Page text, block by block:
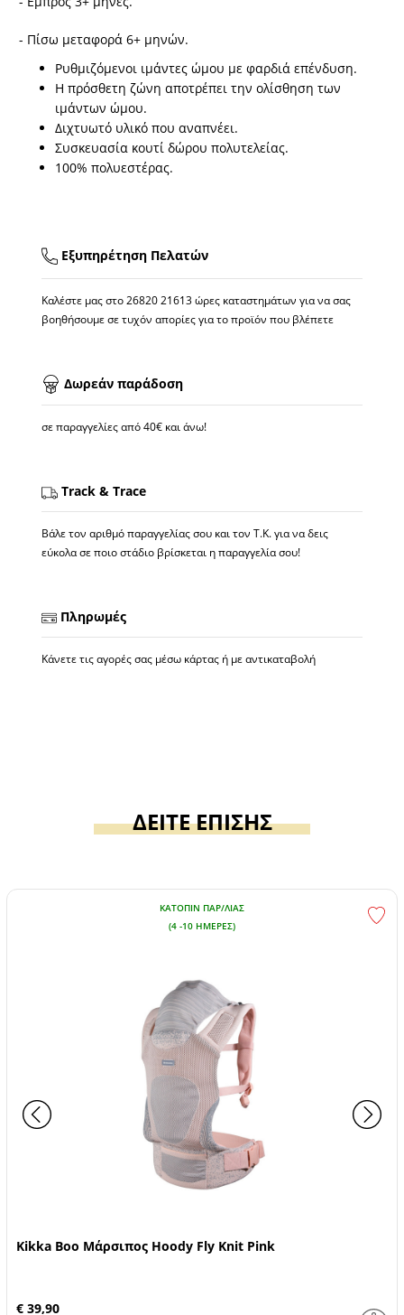
- Πίσω μεταφορά 6+ μηνών.
Ρυθμιζόμενοι ιμάντες ώμου με φαρδιά επένδυση.
Η πρόσθετη ζώνη αποτρέπει την ολίσθηση των
ιμάντων ώμου.
Διχτυωτό υλικό που αναπνέει.
Συσκευασία κουτί δώρου πολυτελείας.
100% πολυεστέρας.
Εξυπηρέτηση Πελατών
Καλέστε μας στο26820 21613ώρες καταστημάτων για να σας
βοηθήσουμε σε τυχόν απορίες για το προϊόν που βλέπετε
Δωρεάν παράδοση
σε παραγγελίες από 40€ και άνω!
Track & Trace
Βάλε τον αριθμό παραγγελίας σου και τον Τ.Κ. για να δεις
εύκολα σε ποιο στάδιο βρίσκεται η παραγγελία σου!
Πληρωμές
Κάνετε τις αγορές σας μέσω κάρτας ή με αντικαταβολή
ΔΕΙΤΕ ΕΠΙΣΗΣ
ΚΑΤΌΠΙΝ ΠΑΡ/ΛΊΑΣ
(4 -10 ΗΜΈΡΕΣ)
Kikka Boo Μάρσιπος Hoody Fly Knit Pink
€ 39,90